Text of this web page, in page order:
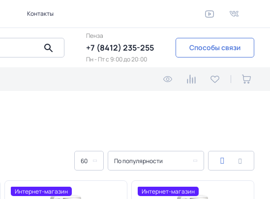
Контакты
Пенза
+7 (8412) 235-255
Пн - Пт c 9:00 до 20:00
Способы связи
60 По популярности
Интернет-магазин Интернет-магазин